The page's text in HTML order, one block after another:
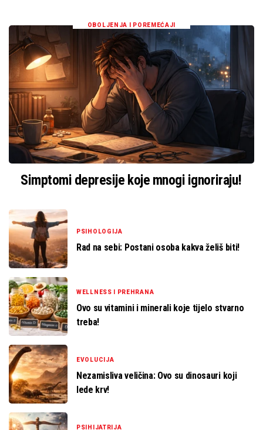
OBOLJENJA I POREMEĆAJI
Simptomi depresije koje mnogi ignoriraju!
PSIHOLOGIJA
Rad na sebi: Postani osoba kakva želiš biti!
WELLNESS I PREHRANA
Ovo su vitamini i minerali koje tijelo stvarno
treba!
EVOLUCIJA
Nezamisliva veličina: Ovo su dinosauri koji
lede krv!
PSIHIJATRIJA